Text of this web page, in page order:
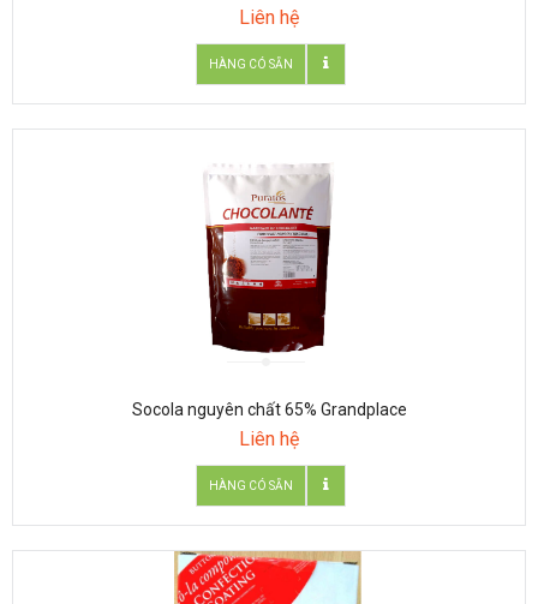
Liên hệ
Socola nguyên chất 65% Grandplace
Liên hệ